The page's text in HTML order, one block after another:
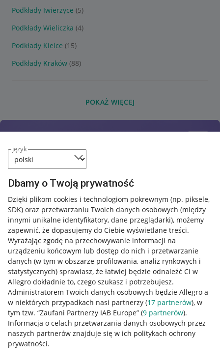
język
Dbamy o Twoją prywatność
Dzięki plikom cookies i technologiom pokrewnym (np. piksele,
SDK) oraz przetwarzaniu Twoich danych osobowych (między
innymi unikalne identyfikatory, dane przeglądarki), możemy
zapewnić, że dopasujemy do Ciebie wyświetlane treści.
Wyrażając zgodę na przechowywanie informacji na
urządzeniu końcowym lub dostęp do nich i przetwarzanie
danych (w tym w obszarze profilowania, analiz rynkowych i
statystycznych) sprawiasz, że łatwiej będzie odnaleźć Ci w
Allegro dokładnie to, czego szukasz i potrzebujesz.
Administratorem Twoich danych osobowych będzie Allegro a
w niektórych przypadkach nasi partnerzy (17 partnerów), w
tym tzw. “Zaufani Partnerzy IAB Europe” (9 partnerów).
Informacja o celach przetwarzania danych osobowych przez
naszych partnerów znajduje się w ich politykach ochrony
prywatności.
Podkłady Iwierzyce (5)
Podkłady Wieliczka (4)
Podkłady Kielce (15)
Podkłady Kraków (88)
POKAŻ WIĘCEJ
Przydatne informacje
Jak to działa